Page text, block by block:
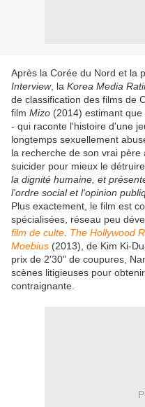
Après la Corée du Nord et la
Interview, la Korea Media
de classification des films de
film Mizo (2014) estimant
- qui raconte l'histoire d'une
longtemps sexuellement
la recherche de son vrai
suicider pour mieux le
la dignité humaine, et
l'ordre social et l'opinion
Plus exactement, le film est
spécialisées, réseau peu
film de culte The Hollywood
Moebius (2013), de Kim Ki-
prix de 2'30" de coupures,
scènes litigieuses pour
contraignante.